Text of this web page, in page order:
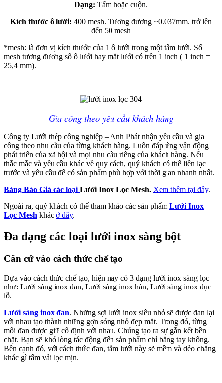
Dạng: Tấm hoặc cuộn.
Kích thước ô lưới: 400 mesh. Tương đương ~0.037mm. trở lên
đến 50 mesh
*mesh: là đơn vị kích thước của 1 ô lưới trong một tấm lưới. Số
mesh tương đương số ô lưới hay mắt lưới có trên 1 inch ( 1 inch =
25,4 mm).
Gia công theo yêu cầu khách hàng
Công ty Lưới thép công nghiệp – Anh Phát nhận yêu cầu và gia
công theo nhu cầu của từng khách hàng. Luôn đáp ứng vận động
phát triển của xã hội và mọi nhu cầu riêng của khách hàng. Nếu
thắc mắc và yêu cầu khác về quy cách, quý khách có thể liên lạc
trước và yêu cầu để có sản phẩm phù hợp với thời gian nhanh nhất.
Bảng Báo Giá các loại Lưới Inox Lọc Mesh. Xem thêm tại đây.
Ngoài ra, quý khách có thể tham khảo các sản phẩm Lưới Inox
Lọc Mesh khác ở đây.
Đa dạng các loại lưới inox sàng bột
Căn cứ vào cách thức chế tạo
Dựa vào cách thức chế tạo, hiện nay có 3 dạng lưới inox sàng lọc
như: Lưới sàng inox đan, Lưới sàng inox hàn, Lưới sàng inox đục
lỗ.
Lưới sàng inox đan. Những sợi lưới inox siêu nhỏ sẽ được đan lại
với nhau tạo thành những gợn sóng nhỏ đẹp mắt. Trong đó, từng
mối đan được giữ cố định với nhau. Chúng tạo ra sự gắn kết bền
chặt. Bạn sẽ khó lòng tác động đến sản phẩm chỉ bằng tay không.
Bên cạnh đó, với cách thức đan, tấm lưới này sẽ mềm và dẻo chẳng
khác gì tấm vải lọc mịn.